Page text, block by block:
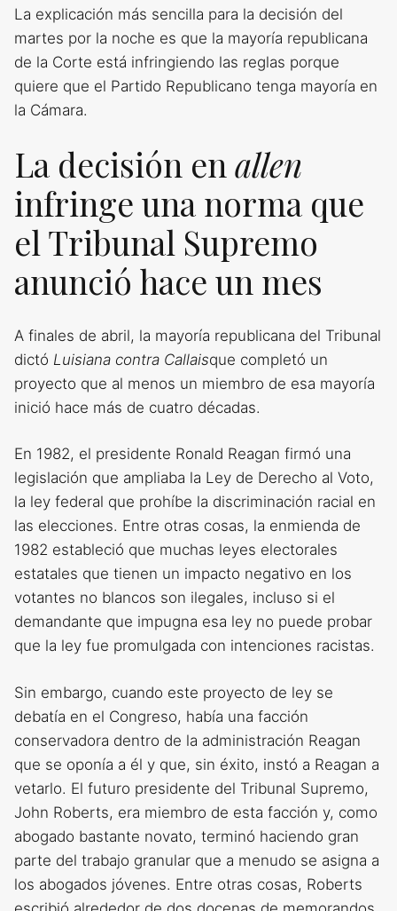
La explicación más sencilla para la decisión del
martes por la noche es que la mayoría republicana
de la Corte está infringiendo las reglas porque
quiere que el Partido Republicano tenga mayoría en
la Cámara.
La decisión en allen
infringe una norma que
el Tribunal Supremo
anunció hace un mes
A finales de abril, la mayoría republicana del Tribunal
dictó Luisiana contra Callaisque completó un
proyecto que al menos un miembro de esa mayoría
inició hace más de cuatro décadas.
En 1982, el presidente Ronald Reagan firmó una
legislación que ampliaba la Ley de Derecho al Voto,
la ley federal que prohíbe la discriminación racial en
las elecciones. Entre otras cosas, la enmienda de
1982 estableció que muchas leyes electorales
estatales que tienen un impacto negativo en los
votantes no blancos son ilegales, incluso si el
demandante que impugna esa ley no puede probar
que la ley fue promulgada con intenciones racistas.
Sin embargo, cuando este proyecto de ley se
debatía en el Congreso, había una facción
conservadora dentro de la administración Reagan
que se oponía a él y que, sin éxito, instó a Reagan a
vetarlo. El futuro presidente del Tribunal Supremo,
John Roberts, era miembro de esta facción y, como
abogado bastante novato, terminó haciendo gran
parte del trabajo granular que a menudo se asigna a
los abogados jóvenes. Entre otras cosas, Roberts